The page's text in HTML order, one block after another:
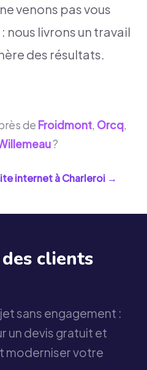
venons pas vous
nous livrons un travail
des résultats.
de Froidmont, Orcq,
?
internet àCharleroi →
clients
sans engagement :
un devis gratuit et
moderniser votre